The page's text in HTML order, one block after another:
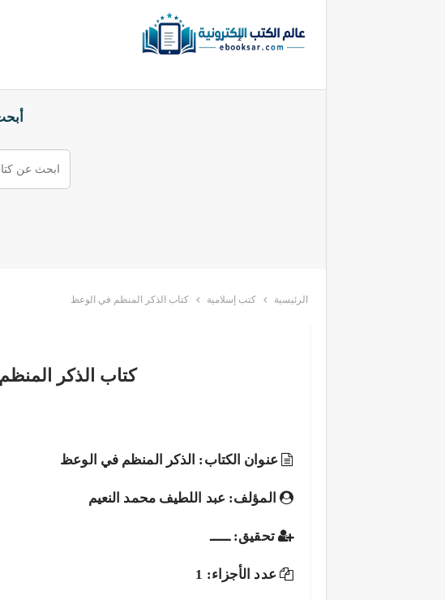
الرئيسية كتب إسلامية كتاب الذكر المنظم في الوعظ
كتاب الذكر
عنوان الكتاب: الذكر المنظم في الوعظ
المؤلف: عبد اللطيف محمد النعيم
تحقيق: ـــــ
عدد الأجزاء: 1